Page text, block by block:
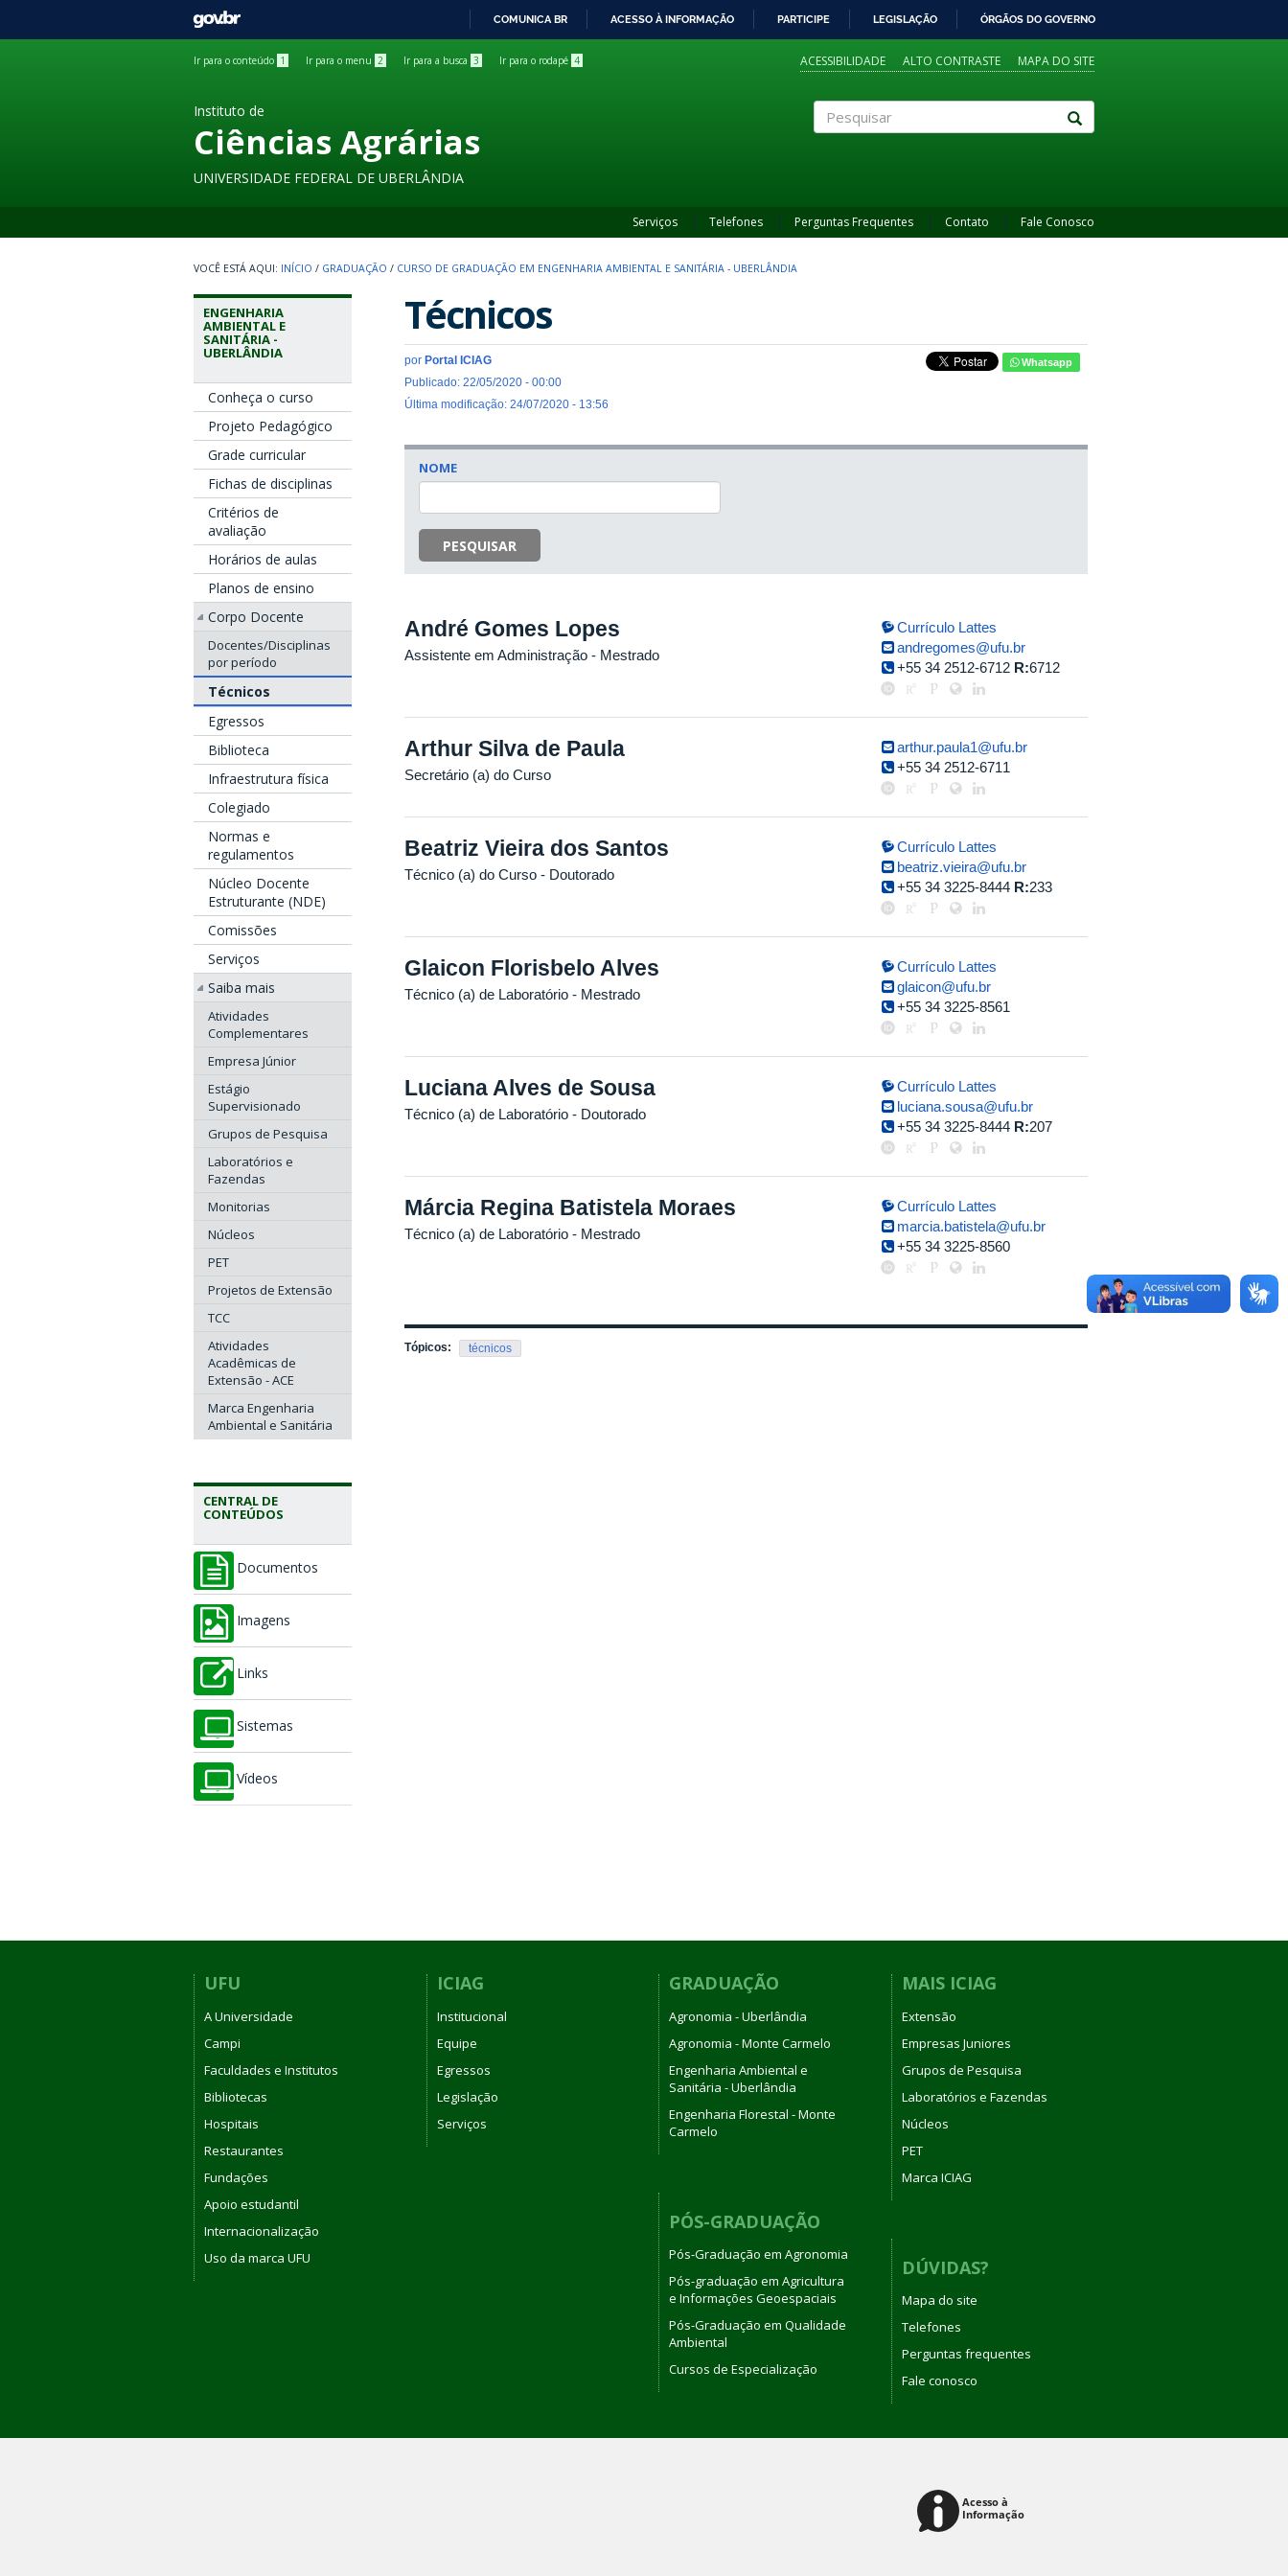
GOVBR
COMUNICA BR ACESSO À INFORMAÇÃO PARTICIPE LEGISLAÇÃO ÓRGÃOS DO GOVERNO
Ir para o conteúdo 1 Ir para o menu 2 Ir para a busca 3 Ir para o rodapé 4 ACESSIBILIDADE ALTO CONTRASTE MAPA DO SITE
Instituto de
Ciências Agrárias
UNIVERSIDADE FEDERAL DE UBERLÂNDIA
Serviços Telefones Perguntas Frequentes Contato Fale Conosco
INÍCIO / GRADUAÇÃO / CURSO DE GRADUAÇÃO EM ENGENHARIA AMBIENTAL E SANITÁRIA - UBERLÂNDIA
ENGENHARIA
AMBIENTAL E
SANITÁRIA -
UBERLÂNDIA
Conheça o curso
Projeto Pedagógico
Grade curricular
Fichas de disciplinas
Critérios de
avaliação
Horários de aulas
Planos de ensino
Corpo Docente
Docentes/Disciplinas
por período
Técnicos
Egressos
Biblioteca
Infraestrutura física
Colegiado
Normas e
regulamentos
Núcleo Docente
Estruturante (NDE)
Comissões
Serviços
Saiba mais
Atividades
Complementares
Empresa Júnior
Estágio
Supervisionado
Grupos de Pesquisa
Laboratórios e
Fazendas
Monitorias
Núcleos
PET
Projetos de Extensão
TCC
Atividades
Acadêmicas de
Extensão - ACE
Marca Engenharia
Ambiental e Sanitária
CENTRAL DE
CONTEÚDOS
Documentos
Imagens
Links
Sistemas
Vídeos
Técnicos
por Portal ICIAG
Publicado: 22/05/2020 - 00:00
Última modificação: 24/07/2020 - 13:56
Whatsapp
NOME
PESQUISAR
André Gomes Lopes
Assistente em Administração - Mestrado
Currículo Lattes
andregomes@ufu.br
+55 34 2512-6712 R:6712
Arthur Silva de Paula
Secretário (a) do Curso
arthur.paula1@ufu.br
+55 34 2512-6711
Beatriz Vieira dos Santos
Técnico (a) do Curso - Doutorado
Currículo Lattes
beatriz.vieira@ufu.br
+55 34 3225-8444 R:233
Glaicon Florisbelo Alves
Técnico (a) de Laboratório - Mestrado
Currículo Lattes
glaicon@ufu.br
+55 34 3225-8561
Luciana Alves de Sousa
Técnico (a) de Laboratório - Doutorado
Currículo Lattes
luciana.sousa@ufu.br
+55 34 3225-8444 R:207
Márcia Regina Batistela Moraes
Técnico (a) de Laboratório - Mestrado
Currículo Lattes
marcia.batistela@ufu.br
+55 34 3225-8560
Tópicos: técnicos
UFU
A Universidade
Campi
Faculdades e Institutos
Bibliotecas
Hospitais
Restaurantes
Fundações
Apoio estudantil
Internacionalização
Uso da marca UFU
ICIAG
Institucional
Equipe
Egressos
Legislação
Serviços
GRADUAÇÃO
Agronomia - Uberlândia
Agronomia - Monte Carmelo
Engenharia Ambiental e
Sanitária - Uberlândia
Engenharia Florestal - Monte
Carmelo
PÓS-GRADUAÇÃO
Pós-Graduação em Agronomia
Pós-graduação em Agricultura
e Informações Geoespaciais
Pós-Graduação em Qualidade
Ambiental
Cursos de Especialização
MAIS ICIAG
Extensão
Empresas Juniores
Grupos de Pesquisa
Laboratórios e Fazendas
Núcleos
PET
Marca ICIAG
DÚVIDAS?
Mapa do site
Telefones
Perguntas frequentes
Fale conosco